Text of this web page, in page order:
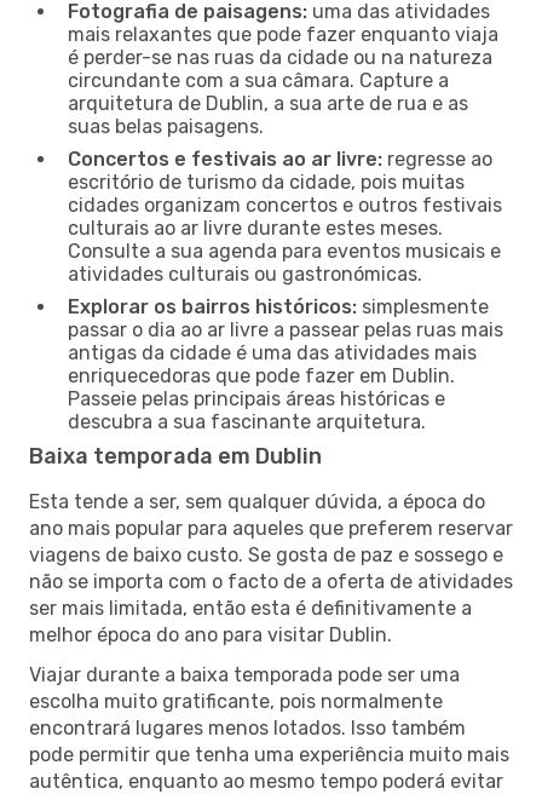
Fotografia de paisagens: uma das atividades
mais relaxantes que pode fazer enquanto viaja
é perder-se nas ruas da cidade ou na natureza
circundante com a sua câmara. Capture a
arquitetura de Dublin, a sua arte de rua e as
suas belas paisagens.
Concertos e festivais ao ar livre: regresse ao
escritório de turismo da cidade, pois muitas
cidades organizam concertos e outros festivais
culturais ao ar livre durante estes meses.
Consulte a sua agenda para eventos musicais e
atividades culturais ou gastronómicas.
Explorar os bairros históricos: simplesmente
passar o dia ao ar livre a passear pelas ruas mais
antigas da cidade é uma das atividades mais
enriquecedoras que pode fazer em Dublin.
Passeie pelas principais áreas históricas e
descubra a sua fascinante arquitetura.
Baixa temporada em Dublin
Esta tende a ser, sem qualquer dúvida, a época do
ano mais popular para aqueles que preferem reservar
viagens de baixo custo. Se gosta de paz e sossego e
não se importa com o facto de a oferta de atividades
ser mais limitada, então esta é definitivamente a
melhor época do ano para visitar Dublin.
Viajar durante a baixa temporada pode ser uma
escolha muito gratificante, pois normalmente
encontrará lugares menos lotados. Isso também
pode permitir que tenha uma experiência muito mais
autêntica, enquanto ao mesmo tempo poderá evitar